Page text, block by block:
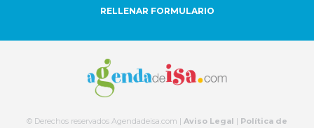
RELLENAR FORMULARIO
© Derechos reservados Agendadeisa.com | Aviso Legal | Política de